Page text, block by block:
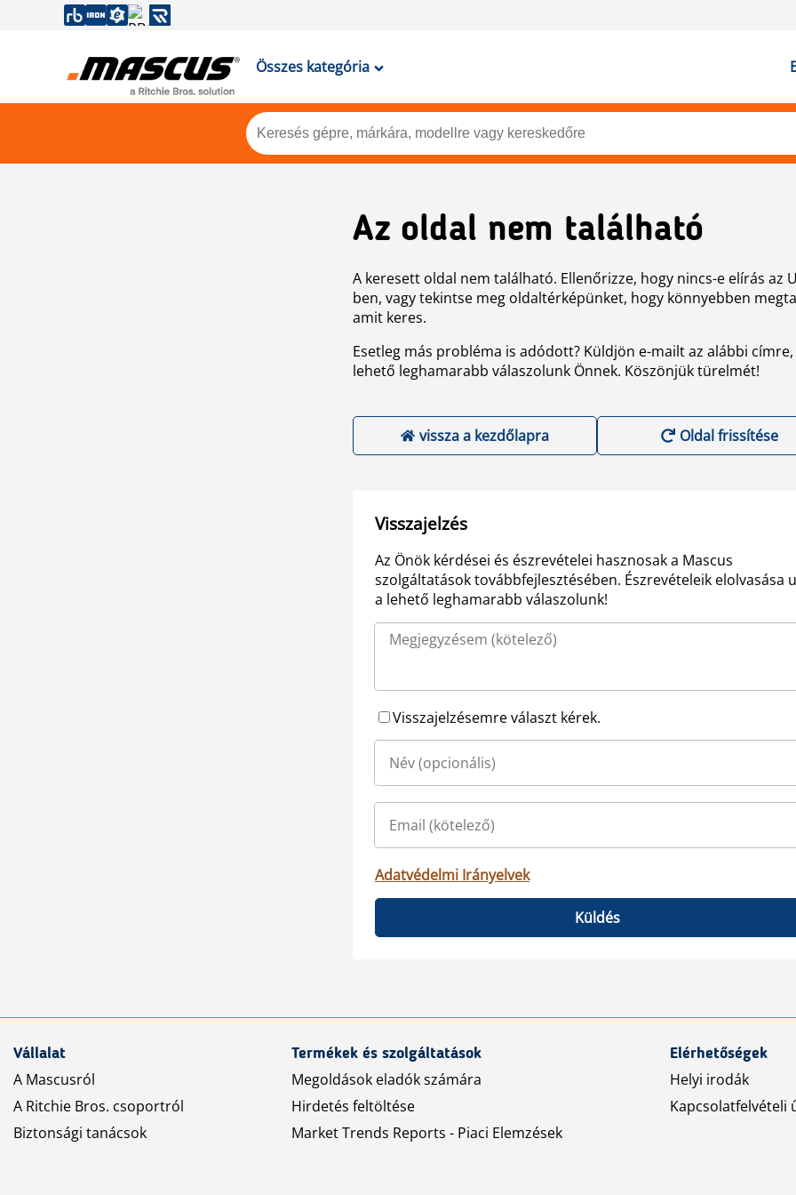
Összes kategória
Az oldal nem található
A keresett oldal nem található. Ellenőrizze, hogy nincs-e elírás az
ben, vagy tekintse meg oldaltérképünket, hogy könnyebben
amit keres.
Esetleg más probléma is adódott? Küldjön e-mailt az alábbi címre,
lehető leghamarabb válaszolunk Önnek. Köszönjük türelmét!
vissza a kezdőlapra Oldal frissítése
Visszajelzés
Az Önök kérdései és észrevételei hasznosak a Mascus
szolgáltatások továbbfejlesztésében. Észrevételeik elolvasása
a lehető leghamarabb válaszolunk!
Visszajelzésemre választ kérek.
Adatvédelmi Irányelvek
Küldés
Vállalat
A Mascusról
A Ritchie Bros. csoportról
Biztonsági tanácsok
Termékek és szolgáltatások
Megoldások eladók számára
Hirdetés feltöltése
Market Trends Reports - Piaci Elemzések
Elérhetőségek
Helyi irodák
Kapcsolatfelvételi